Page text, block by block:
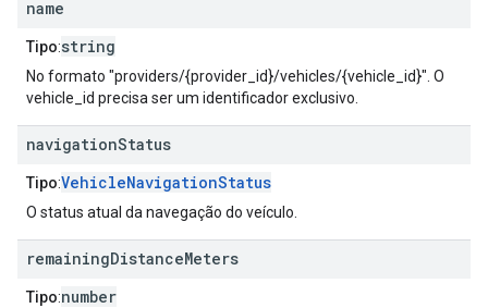
name
Tipo:string
No formato "providers/{provider_id}/vehicles/{vehicle_id}". O
vehicle_id precisa ser um identificador exclusivo.
navigationStatus
Tipo:VehicleNavigationStatus
O status atual da navegação do veículo.
remainingDistanceMeters
Tipo:number